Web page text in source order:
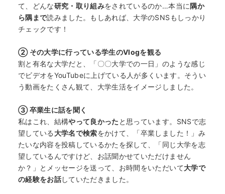
なぜ海外進学か？
どうやって？
て、どんな研究・取り組みをされているのか…本当に隅か
ら隅まで読みました。もしあれば、大学のSNSもしっかり
チェックです！
② その大学に行っている学生のVlogを観る
割と有名な大学だと、「〇〇大学での一日」のような感じ
でビデオをYouTubeに上げている人が多くいます。そうい
う動画をたくさん観て、大学生活をイメージしました。
③ 卒業生に話を聞く
私はこれ、結構やって良かった と思っています。SNSで志
望している 大学名で検索をかけて、「卒業しました！」み
たいな内容を投稿しているかたを探して、「同じ大学を志
望しているんですけど、お話聞かせていただけません
か？」とメッセージを送って、お時間をいただいて大学で
の経験をお話していただきました。